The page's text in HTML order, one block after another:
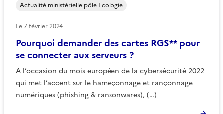
Pourquoi demander des cartes RGS** pour
se connecter aux serveurs ?
A l’occasion du mois européen de la cybersécurité 2022
qui met l’accent sur le hameçonnage et rançonnage
numériques (phishing & ransonwares), (…)
Actualité ministérielle pôle Ecologie
Le7 février 2024